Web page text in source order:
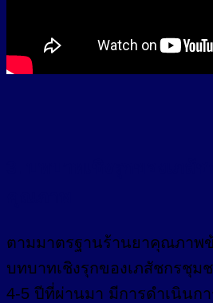
ตามมาตรฐานร้านยาคุณภา
บทบาทเชิงรุกของเภสัชกรชุม
4-5 ปีที่ผ่านมา มีการดำเนินก